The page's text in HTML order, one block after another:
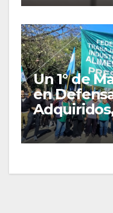
Un 1° de
en
y las
Gremiales